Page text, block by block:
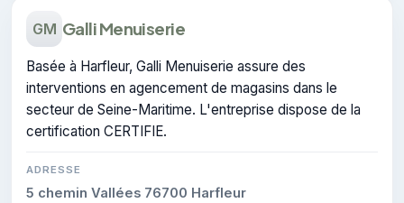
GM Galli Menuiserie
Basée à Harfleur, Galli Menuiserie assure des
interventions en agencement de magasins dans le
secteur de Seine-Maritime. L'entreprise dispose de la
certification CERTIFIE.
ADRESSE
5 chemin Vallées 76700 Harfleur